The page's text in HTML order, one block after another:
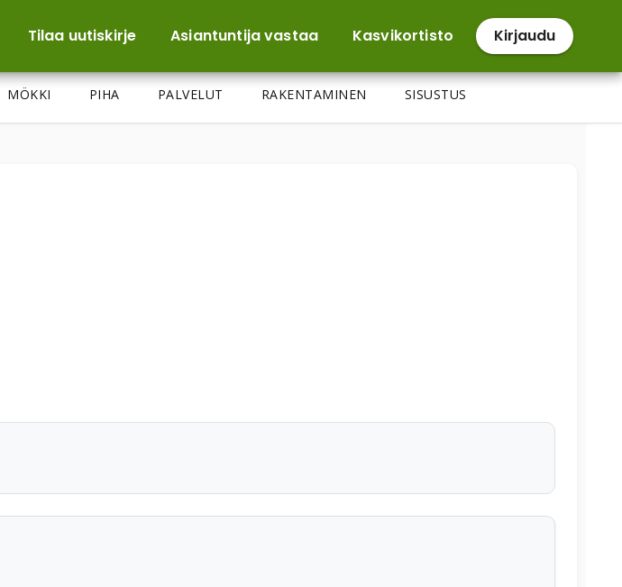
Tilaa uutiskirje Asiantuntija vastaa Kasvikortisto Kirjaudu
MÖKKI PIHA PALVELUT RAKENTAMINEN SISUSTUS